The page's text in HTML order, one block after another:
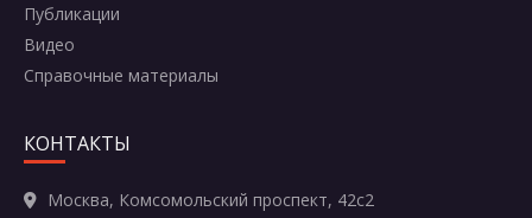
Публикации
Видео
Справочные материалы
КОНТАКТЫ
Москва, Комсомольский проспект, 42с2